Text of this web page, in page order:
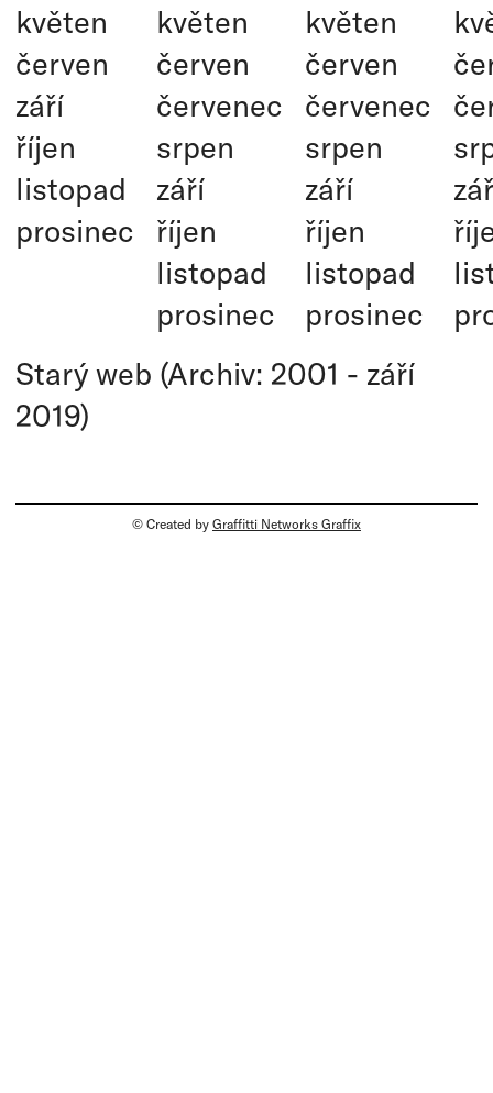
květen
červen
září
říjen
listopad
prosinec
květen
červen
červenec
srpen
září
říjen
listopad
prosinec
květen
červen
červenec
srpen
září
říjen
listopad
prosinec
Starý web (Archiv: 2001 - září
2019)
© Created by Graffitti Networks Graffix